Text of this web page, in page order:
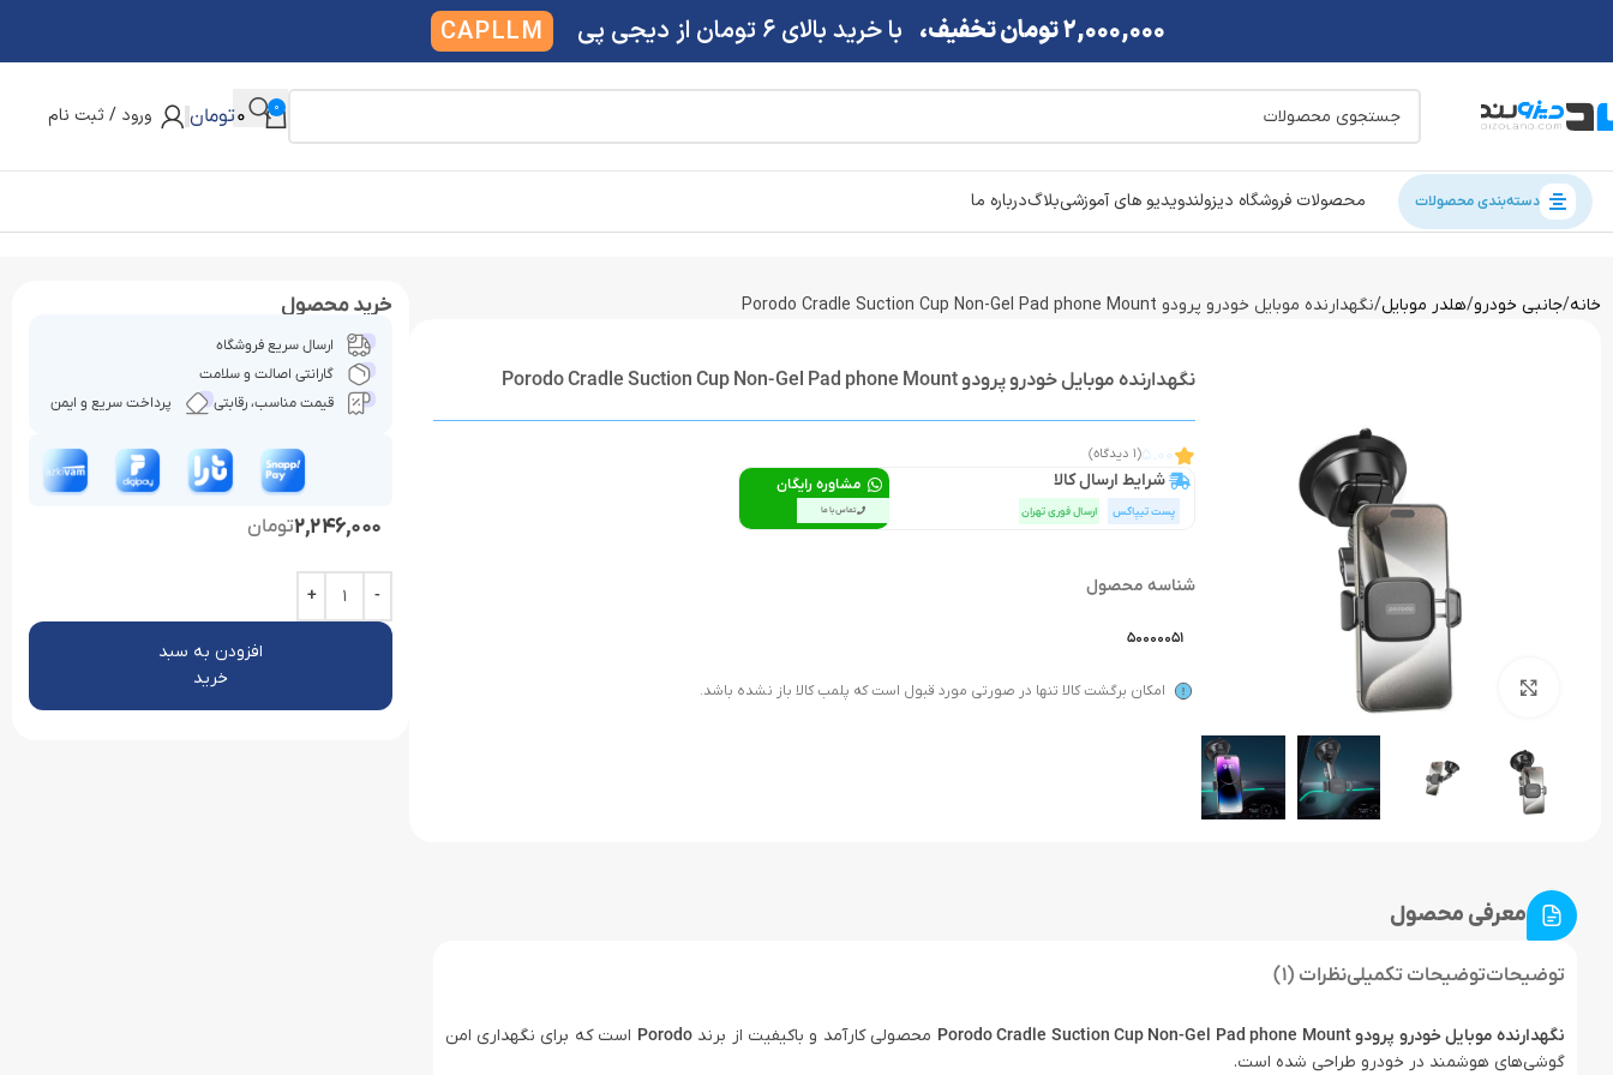
0
0تومان ورود / ثبت نام
دسته‌بندی محصولات محصولات فروشگاه دیزولندویدیو های آموزشیبلاگدرباره ما
خانه جانبی خودرو هلدر موبایل نگهدارنده موبایل خودرو پرودو Porodo Cradle Suction Cup Non-Gel Pad phone Mount
بزرگنمایی تصویر
نگهدارنده موبایل خودرو پرودو Porodo Cradle Suction Cup Non-Gel Pad phone Mount
(1 دیدگاه)
شرایط ارسال کالا
پست تیپاکس ارسال فوری تهران
مشاوره رایگان
تماس با ما
شناسه محصول
50000051
امکان برگشت کالا تنها در صورتی مورد قبول است که پلمب کالا باز نشده باشد.
معرفی محصول
توضیحاتتوضیحات تکمیلینظرات (1)
نگهدارنده موبایل خودرو پرودو Porodo Cradle Suction Cup Non-Gel Pad phone Mount محصولی کارآمد و باکیفیت از برندPorodo است که برای نگهداری امن
گوشی‌های هوشمند در خودرو طراحی شده است.
خرید محصول
ارسال سریع فروشگاه
گارانتی اصالت و سلامت
قیمت مناسب، رقابتی
پرداخت سریع و ایمن
2,246,000تومان
افزودن به سبد
خرید
2,000,000 تومان تخفیف، با خرید بالای 6 تومان از دیجی پی CAPLLM